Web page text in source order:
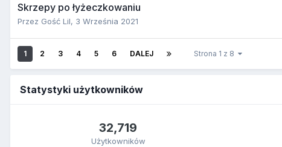
Skrzepy po łyżeczkowaniu
Przez Gość Lil, 3 Września 2021
1 2 3 4 5 6 DALEJ Strona 1 z 8
Statystyki użytkowników
32,719
Użytkowników